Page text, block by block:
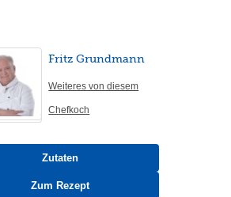
Fritz Grundmann
Weiteres von diesem
Chefkoch
Zutaten
Zum Rezept